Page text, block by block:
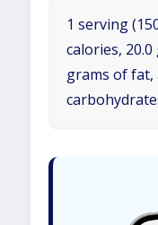
1 serving
calories,
grams of fat,